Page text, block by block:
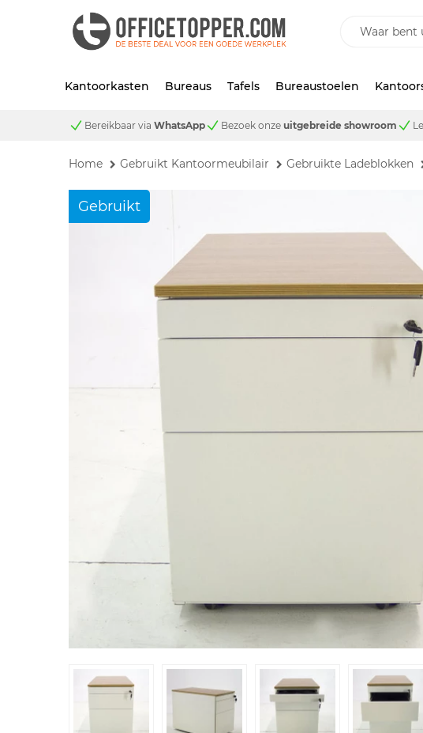
Kantoorkasten Bureaus Tafels Bureaustoelen
Bereikbaar via WhatsApp Bezoek onze uitgebreide showroom
Home Gebruikt Kantoormeubilair Gebruikte Ladeblokken
Gebruikt